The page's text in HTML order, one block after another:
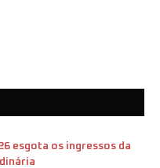
esgota os ingressos da